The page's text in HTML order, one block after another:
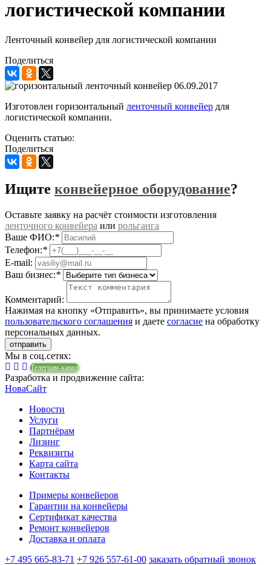
логистической компании
Ленточный конвейер для логистической компании
Поделиться
06.09.2017
Изготовлен горизонтальный ленточный конвейер для
логистической компании.
Оценить статью:
Поделиться
Ищите конвейерное оборудование?
Оставьте заявку на расчёт стоимости изготовления
ленточного конвейера или рольганга
Ваше ФИО:*
Телефон:*
E-mail:
Ваш бизнес:*
Комментарий:
Нажимая на кнопку «Отправить», вы принимаете условия
пользовательского соглашения и даете согласие на обработку
персональных данных.
Мы в соц.сетях:
Телеграм-канал
Разработка и продвижение сайта:
НоваСайт
Новости
Услуги
Партнёрам
Лизинг
Реквизиты
Карта сайта
Контакты
Примеры конвейеров
Гарантии на конвейеры
Сертификат качества
Ремонт конвейеров
Доставка и оплата
+7 495 665-83-71 +7 926 557-61-00 заказать обратный звонок